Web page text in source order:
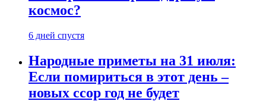
космос?
6 дней спустя
Народные приметы на 31 июля:
Если помириться в этот день –
новых ссор год не будет